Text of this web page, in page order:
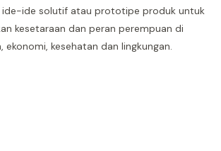
ide-ide solutif atau prototipe produk untuk
kesetaraan dan peran perempuan di
ekonomi, kesehatan dan lingkungan.